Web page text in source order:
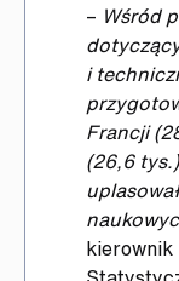
– Wśród
i
Francji
(26,6